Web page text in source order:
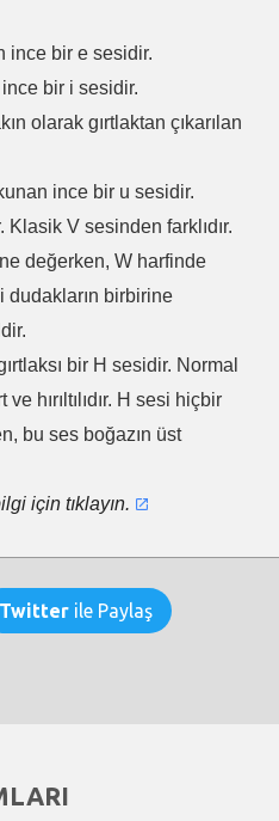
ince bir e sesidir.
bir i sesidir.
olarak gırtlaktan çıkarılan
ince bir u sesidir.
Klasik V sesinden farklıdır.
değerken, W harfinde
dudakların birbirine
bir H sesidir. Normal
hırıltılıdır. H sesi hiçbir
bu ses boğazın üst
için tıklayın.
Twitter ile Paylaş